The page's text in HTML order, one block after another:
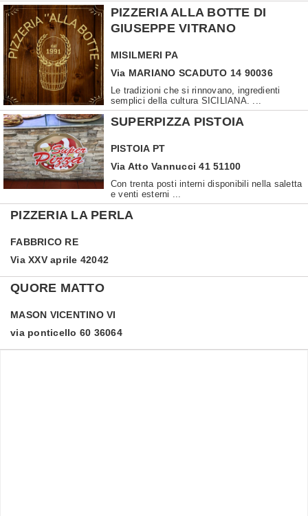
PIZZERIA ALLA BOTTE DI
GIUSEPPE VITRANO
MISILMERI PA
Via MARIANO SCADUTO 14 90036
Le tradizioni che si rinnovano, ingredienti
semplici della cultura SICILIANA. ...
SUPERPIZZA PISTOIA
PISTOIA PT
Via Atto Vannucci 41 51100
Con trenta posti interni disponibili nella saletta
e venti esterni ...
PIZZERIA LA PERLA
FABBRICO RE
Via XXV aprile 42042
QUORE MATTO
MASON VICENTINO VI
via ponticello 60 36064